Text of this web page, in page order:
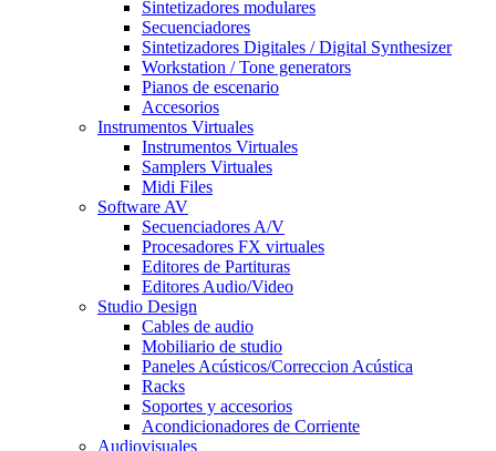
Sintetizadores modulares
Secuenciadores
Sintetizadores Digitales / Digital Synthesizer
Workstation / Tone generators
Pianos de escenario
Accesorios
Instrumentos Virtuales
Instrumentos Virtuales
Samplers Virtuales
Midi Files
Software AV
Secuenciadores A/V
Procesadores FX virtuales
Editores de Partituras
Editores Audio/Video
Studio Design
Cables de audio
Mobiliario de studio
Paneles Acústicos/Correccion Acústica
Racks
Soportes y accesorios
Acondicionadores de Corriente
Audiovisuales